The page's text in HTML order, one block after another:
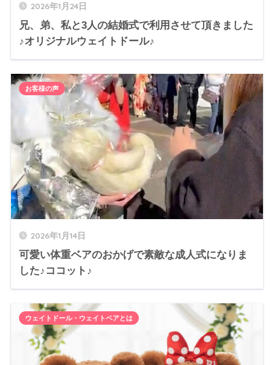
2026年1月24日
兄、弟、私と3人の結婚式で利用させて頂きました
♪オリジナルウェイトドール♪
2026年1月14日
可愛い体重ベアのおかげで素敵な成人式になりま
した♪ココット♪
お客様の声
ウェイトドール・ウェイトベアとは